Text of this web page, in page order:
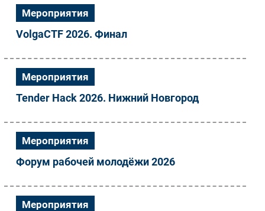
Мероприятия
VolgaCTF 2026. Финал
Мероприятия
Tender Hack 2026. Нижний Новгород
Мероприятия
Форум рабочей молодёжи 2026
Мероприятия